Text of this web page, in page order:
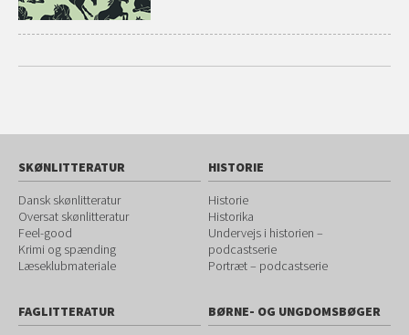
SKØNLITTERATUR
Dansk skønlitteratur
Oversat skønlitteratur
Feel-good
Krimi og spænding
Læseklubmateriale
HISTORIE
Historie
Historika
Undervejs i historien –
podcastserie
Portræt – podcastserie
FAGLITTERATUR
BØRNE- OG UNGDOMSBØGER